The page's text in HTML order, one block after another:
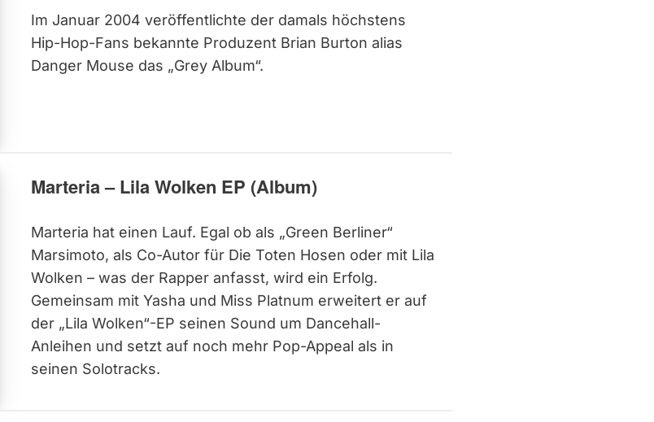
Im Januar 2004 veröffentlichte der damals höchstens
Hip-Hop-Fans bekannte Produzent Brian Burton alias
Danger Mouse das „Grey Album“.
Marteria – Lila Wolken EP (Album)
Marteria hat einen Lauf. Egal ob als „Green Berliner“
Marsimoto, als Co-Autor für Die Toten Hosen oder mit Lila
Wolken – was der Rapper anfasst, wird ein Erfolg.
Gemeinsam mit Yasha und Miss Platnum erweitert er auf
der „Lila Wolken“-EP seinen Sound um Dancehall-
Anleihen und setzt auf noch mehr Pop-Appeal als in
seinen Solotracks.